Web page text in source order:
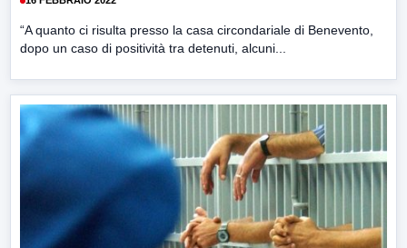
“A quanto ci risulta presso la casa circondariale di Benevento,
dopo un caso di positività tra detenuti, alcuni...